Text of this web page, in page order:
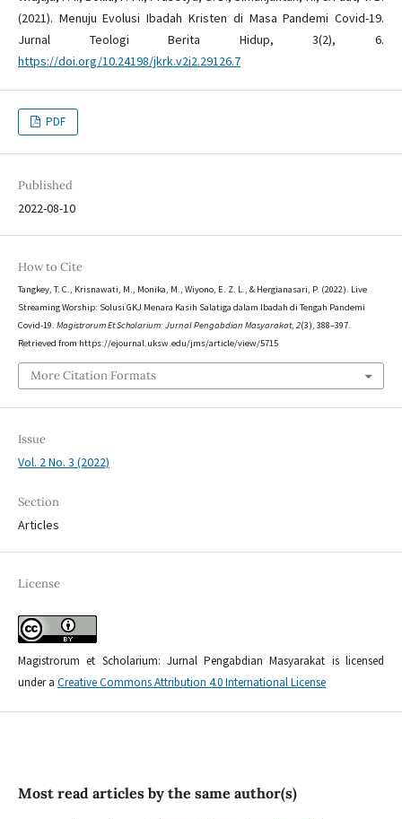
(2021). Menuju Evolusi Ibadah Kristen di Masa Pandemi Covid-19.
Jurnal Teologi Berita Hidup, 3(2), 6.
https://doi.org/10.24198/jkrk.v2i2.29126.7
PDF
Published
2022-08-10
How to Cite
Tangkey, T. C., Krisnawati, M., Monika, M., Wiyono, E. Z. L., & Hergianasari, P. (2022). Live
Streaming Worship: Solusi GKJ Menara Kasih Salatiga dalam Ibadah di Tengah Pandemi
Covid-19. Magistrorum Et Scholarium: Jurnal Pengabdian Masyarakat, 2(3), 388–397.
Retrieved from https://ejournal.uksw.edu/jms/article/view/5715
More Citation Formats
Issue
Vol. 2 No. 3 (2022)
Section
Articles
License
Magistrorum et Scholarium: Jurnal Pengabdian Masyarakat is licensed
under a Creative Commons Attribution 4.0 International License
Most read articles by the same author(s)